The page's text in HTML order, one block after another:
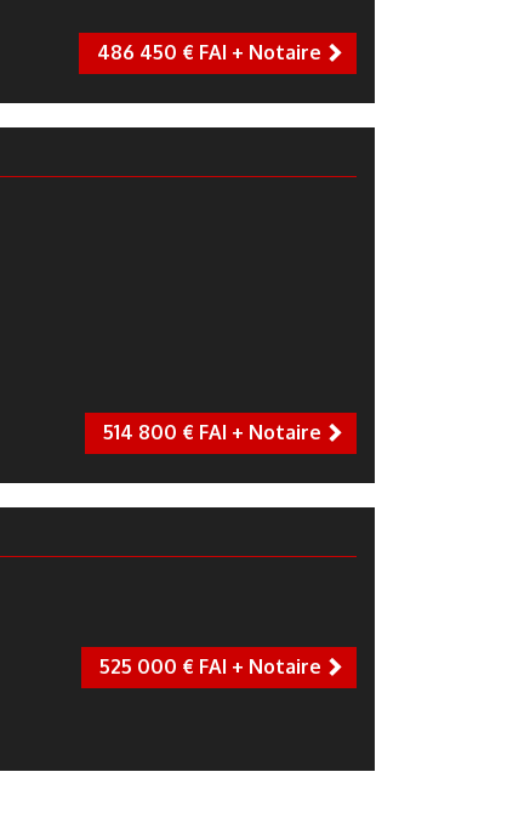
486 450 € FAI + Notaire next
514 800 € FAI + Notaire next
525 000 € FAI + Notaire next